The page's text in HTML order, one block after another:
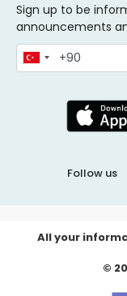
Sign up to be
announcements
Follow us
All your
©